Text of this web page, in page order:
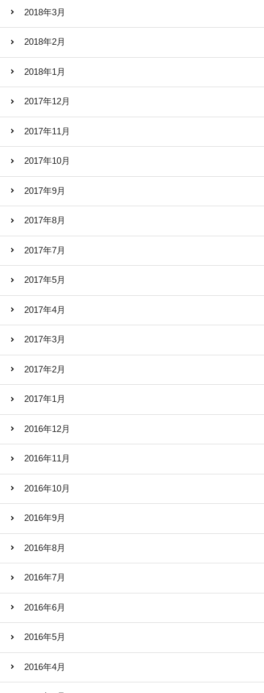
2018年3月
2018年2月
2018年1月
2017年12月
2017年11月
2017年10月
2017年9月
2017年8月
2017年7月
2017年5月
2017年4月
2017年3月
2017年2月
2017年1月
2016年12月
2016年11月
2016年10月
2016年9月
2016年8月
2016年7月
2016年6月
2016年5月
2016年4月